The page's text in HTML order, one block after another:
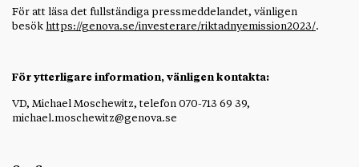
För att läsa det fullständiga pressmeddelandet, vänligen
besök https://genova.se/investerare/riktadnyemission2023/.
För ytterligare information, vänligen kontakta:
VD, Michael Moschewitz, telefon 070-713 69 39,
michael.moschewitz@genova.se